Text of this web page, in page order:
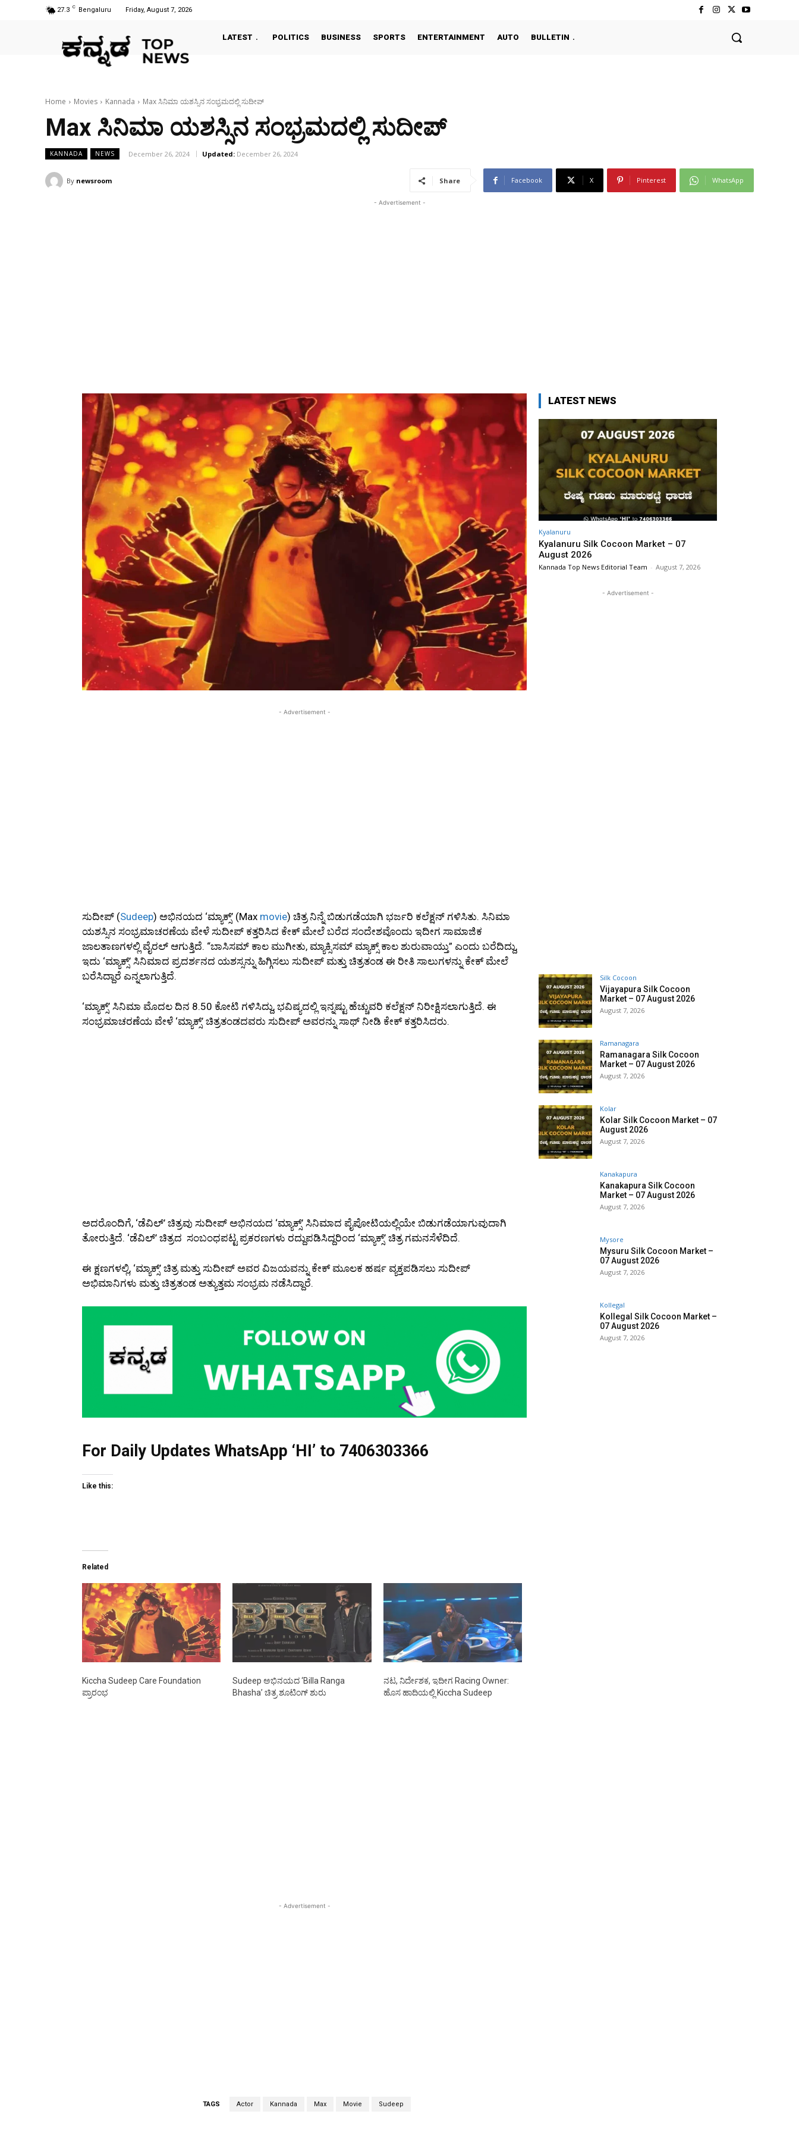
27.3 C Bengaluru Friday, August 7, 2026
LATEST POLITICS BUSINESS SPORTS ENTERTAINMENT AUTO BULLETIN
Home Movies Kannada Max ಸಿನಿಮಾ ಯಶಸ್ಸಿನ ಸಂಭ್ರಮದಲ್ಲಿ ಸುದೀಪ್
Max ಸಿನಿಮಾ ಯಶಸ್ಸಿನ ಸಂಭ್ರಮದಲ್ಲಿ ಸುದೀಪ್
KANNADA NEWS December 26, 2024 Updated: December 26, 2024
By newsroom Share Facebook X Pinterest WhatsApp
- Advertisement -
- Advertisement -
ಸುದೀಪ್ (Sudeep) ಅಭಿನಯದ ‘ಮ್ಯಾಕ್ಸ್’ (Max movie) ಚಿತ್ರ ನಿನ್ನೆ ಬಿಡುಗಡೆಯಾಗಿ ಭರ್ಜರಿ ಕಲೆಕ್ಷನ್ ಗಳಿಸಿತು. ಸಿನಿಮಾ
ಯಶಸ್ಸಿನ ಸಂಭ್ರಮಾಚರಣೆಯ ವೇಳೆ ಸುದೀಪ್ ಕತ್ತರಿಸಿದ ಕೇಕ್ ಮೇಲೆ ಬರೆದ ಸಂದೇಶವೊಂದು ಇದೀಗ ಸಾಮಾಜಿಕ
ಜಾಲತಾಣಗಳಲ್ಲಿ ವೈರಲ್ ಆಗುತ್ತಿದೆ. “ಬಾಸಿಸಮ್ ಕಾಲ ಮುಗೀತು, ಮ್ಯಾಕ್ಸಿಸಮ್ ಮ್ಯಾಕ್ಸ್ ಕಾಲ ಶುರುವಾಯ್ತು” ಎಂದು ಬರೆದಿದ್ದು,
ಇದು ‘ಮ್ಯಾಕ್ಸ್’ ಸಿನಿಮಾದ ಪ್ರದರ್ಶನದ ಯಶಸ್ಸನ್ನು ಹಿಗ್ಗಿಸಲು ಸುದೀಪ್ ಮತ್ತು ಚಿತ್ರತಂಡ ಈ ರೀತಿ ಸಾಲುಗಳನ್ನು ಕೇಕ್ ಮೇಲೆ
ಬರೆಸಿದ್ದಾರೆ ಎನ್ನಲಾಗುತ್ತಿದೆ.
‘ಮ್ಯಾಕ್ಸ್’ ಸಿನಿಮಾ ಮೊದಲ ದಿನ 8.50 ಕೋಟಿ ಗಳಿಸಿದ್ದು, ಭವಿಷ್ಯದಲ್ಲಿ ಇನ್ನಷ್ಟು ಹೆಚ್ಚುವರಿ ಕಲೆಕ್ಷನ್ ನಿರೀಕ್ಷಿಸಲಾಗುತ್ತಿದೆ. ಈ
ಸಂಭ್ರಮಾಚರಣೆಯ ವೇಳೆ ‘ಮ್ಯಾಕ್ಸ್’ ಚಿತ್ರತಂಡದವರು ಸುದೀಪ್ ಅವರನ್ನು ಸಾಥ್ ನೀಡಿ ಕೇಕ್ ಕತ್ತರಿಸಿದರು.
ಅದರೊಂದಿಗೆ, ‘ಡೆವಿಲ್’ ಚಿತ್ರವು ಸುದೀಪ್ ಅಭಿನಯದ ‘ಮ್ಯಾಕ್ಸ್’ ಸಿನಿಮಾದ ಪೈಪೋಟಿಯಲ್ಲಿಯೇ ಬಿಡುಗಡೆಯಾಗುವುದಾಗಿ
ತೋರುತ್ತಿದೆ. ‘ಡೆವಿಲ್’ ಚಿತ್ರದ ಸಂಬಂಧಪಟ್ಟ ಪ್ರಕರಣಗಳು ರದ್ದುಪಡಿಸಿದ್ದರಿಂದ ‘ಮ್ಯಾಕ್ಸ್’ ಚಿತ್ರ ಗಮನಸೆಳೆದಿದೆ.
ಈ ಕ್ಷಣಗಳಲ್ಲಿ, ‘ಮ್ಯಾಕ್ಸ್’ ಚಿತ್ರ ಮತ್ತು ಸುದೀಪ್ ಅವರ ವಿಜಯವನ್ನು ಕೇಕ್ ಮೂಲಕ ಹರ್ಷ ವ್ಯಕ್ತಪಡಿಸಲು ಸುದೀಪ್
ಅಭಿಮಾನಿಗಳು ಮತ್ತು ಚಿತ್ರತಂಡ ಅತ್ಯುತ್ತಮ ಸಂಭ್ರಮ ನಡೆಸಿದ್ದಾರೆ.
For Daily Updates WhatsApp ‘HI’ to 7406303366
Like this:
Related
Kiccha Sudeep Care Foundation
ಪ್ರಾರಂಭ
Sudeep ಅಭಿನಯದ ‘Billa Ranga
Bhasha’ ಚಿತ್ರ ಶೂಟಿಂಗ್ ಶುರು
ನಟ, ನಿರ್ದೇಶಕ, ಇದೀಗ Racing Owner:
ಹೊಸ ಹಾದಿಯಲ್ಲಿ Kiccha Sudeep
- Advertisement -
TAGS Actor Kannada Max Movie Sudeep
LATEST NEWS
Kyalanuru
Kyalanuru Silk Cocoon Market – 07
August 2026
Kannada Top News Editorial Team - August 7, 2026
- Advertisement -
Silk Cocoon
Vijayapura Silk Cocoon
Market – 07 August 2026
August 7, 2026
Ramanagara
Ramanagara Silk Cocoon
Market – 07 August 2026
August 7, 2026
Kolar
Kolar Silk Cocoon Market – 07
August 2026
August 7, 2026
Kanakapura
Kanakapura Silk Cocoon
Market – 07 August 2026
August 7, 2026
Mysore
Mysuru Silk Cocoon Market –
07 August 2026
August 7, 2026
Kollegal
Kollegal Silk Cocoon Market –
07 August 2026
August 7, 2026